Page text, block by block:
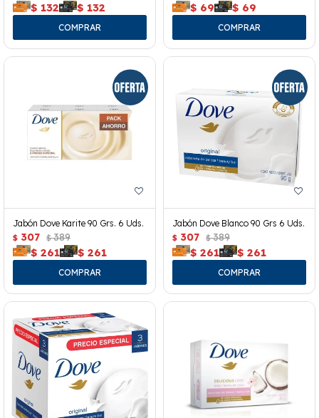
$ 132 $ 132 $ 69 $ 69
Jabón Dove Karite 90 Grs. 6 Uds.
$ 307 $ 389
$ 261 $ 261
Jabón Dove Blanco 90 Grs 6 Uds.
$ 307 $ 389
$ 261 $ 261